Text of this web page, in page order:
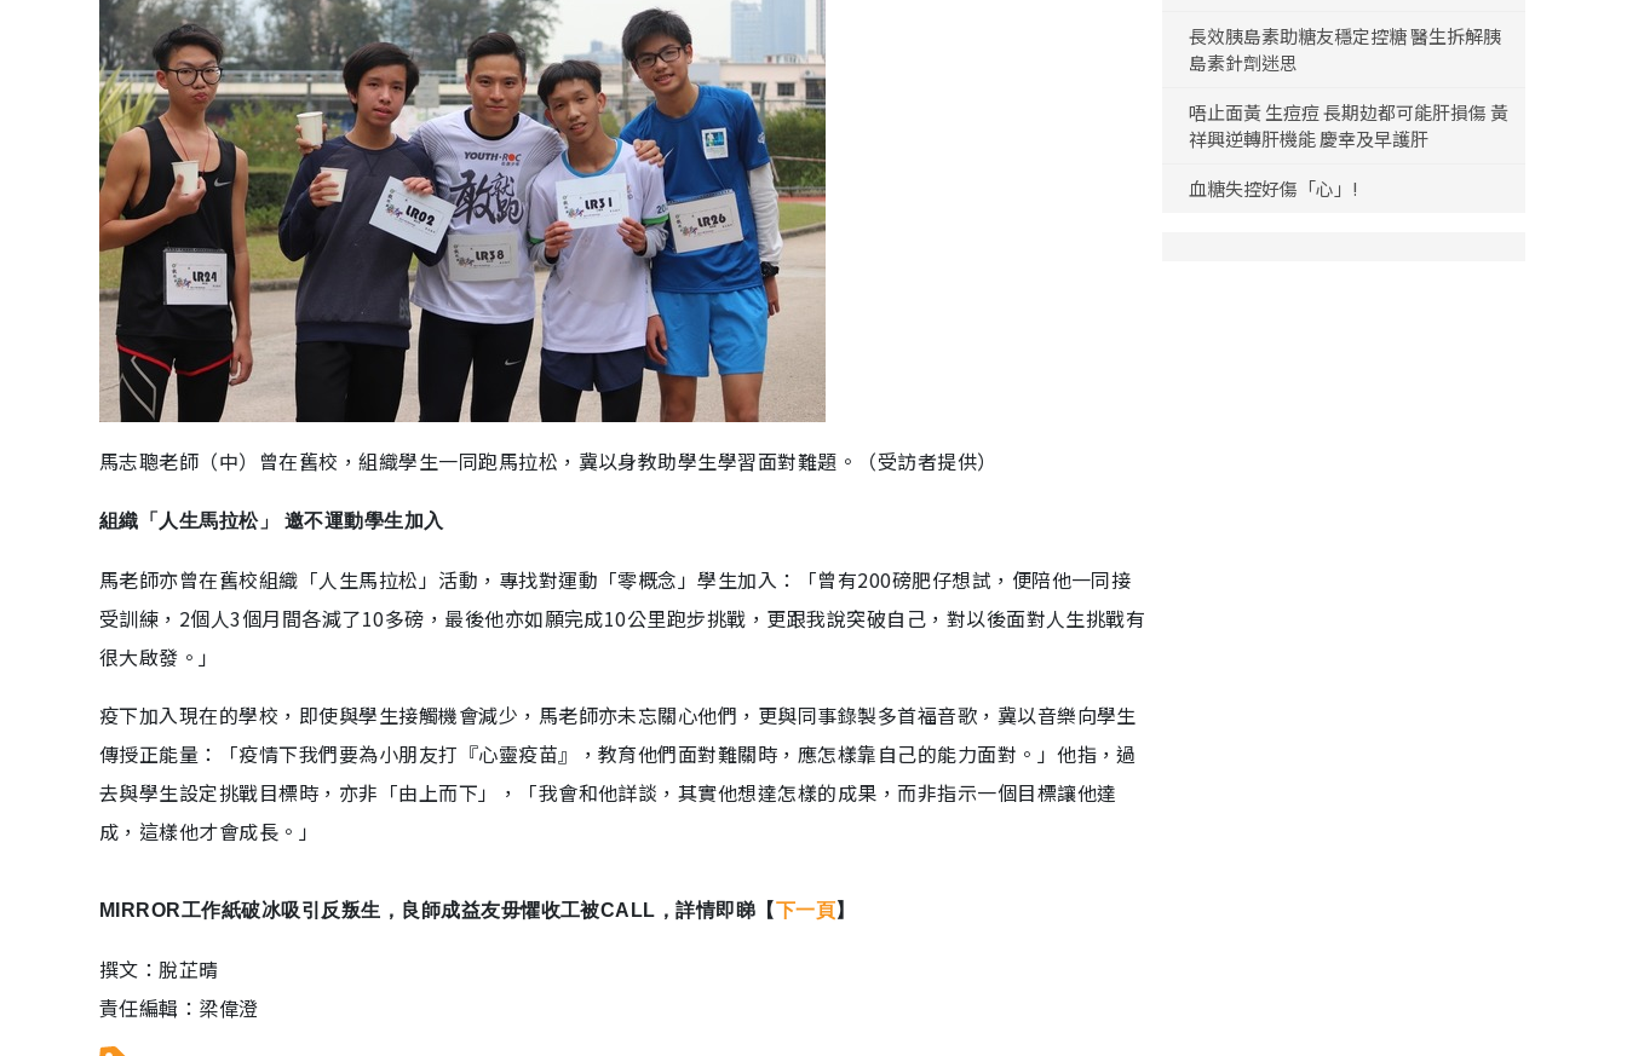
馬志聰老師（中）曾在舊校，組織學生一同跑馬拉松，冀以身教助學生學習面對難題。（受訪者提供）
組織「人生馬拉松」 邀不運動學生加入
馬老師亦曾在舊校組織「人生馬拉松」活動，專找對運動「零概念」學生加入：「曾有200磅肥仔想試，便陪他一同接
受訓練，2個人3個月間各減了10多磅，最後他亦如願完成10公里跑步挑戰，更跟我說突破自己，對以後面對人生挑戰有
很大啟發。」
疫下加入現在的學校，即使與學生接觸機會減少，馬老師亦未忘關心他們，更與同事錄製多首福音歌，冀以音樂向學生
傳授正能量：「疫情下我們要為小朋友打『心靈疫苗』，教育他們面對難關時，應怎樣靠自己的能力面對。」他指，過
去與學生設定挑戰目標時，亦非「由上而下」，「我會和他詳談，其實他想達怎樣的成果，而非指示一個目標讓他達
成，這樣他才會成長。」
MIRROR工作紙破冰吸引反叛生，良師成益友毋懼收工被CALL，詳情即睇【下一頁】
撰文：脫芷晴
責任編輯：梁偉澄
長效胰島素助糖友穩定控糖 醫生拆解胰
島素針劑迷思
唔止面黃 生痘痘 長期攰都可能肝損傷 黃
祥興逆轉肝機能 慶幸及早護肝
血糖失控好傷「心」!